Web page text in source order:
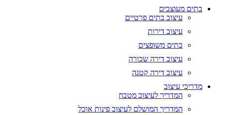
בתים מעוצבים
עיצוב בתים פרטיים
עיצוב דירות
בתים משופצים
עיצוב דירה שכורה
עיצוב דירה קטנה
מדריכי עיצוב
המדריך לעיצוב מטבח
המדריך המושלם לעיצוב פינות אוכל